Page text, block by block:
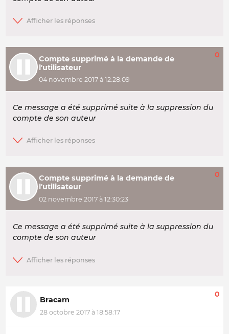
Compte supprimé à la demande de
l'utilisateur
04 novembre 2017 à 12:28:09
0
Ce message a été supprimé suite à la suppression du
compte de son auteur
Compte supprimé à la demande de
l'utilisateur
02 novembre 2017 à 12:30:23
0
Ce message a été supprimé suite à la suppression du
compte de son auteur
Bracam
28 octobre 2017 à 18:58:17
0